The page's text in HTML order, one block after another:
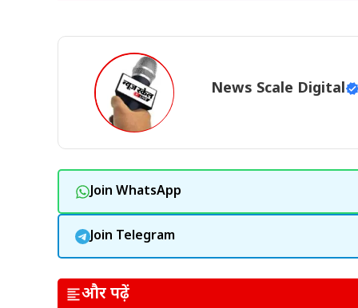
News Scale Digital
Join WhatsApp
Join Telegram
और पढ़ें